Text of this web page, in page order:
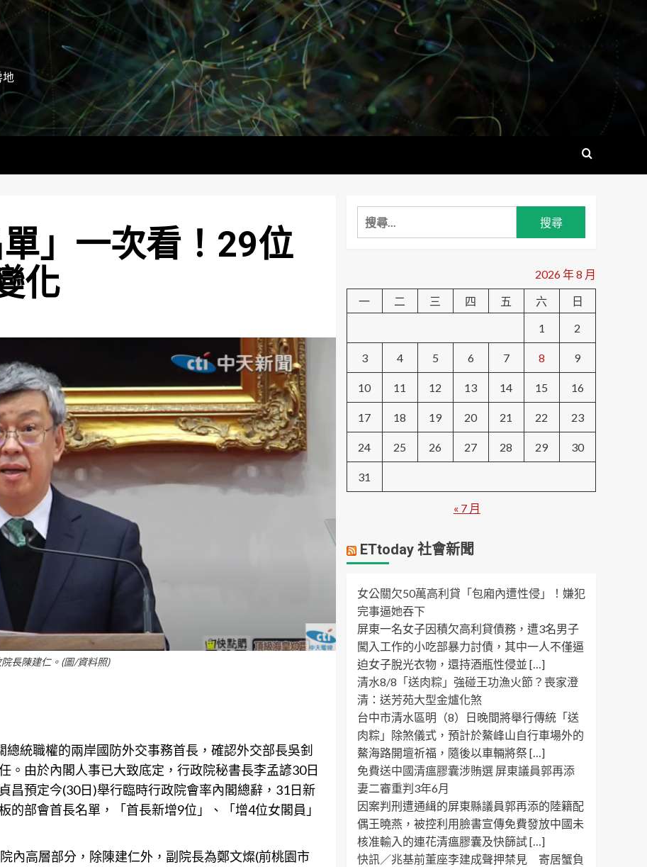
地
單」一次看！29位
化
長陳建仁。(圖/資料照)
統職權的兩岸國防外交事務首長，確認外交部長吳釗
。由於內閣人事已大致底定，行政院秘書長李孟諺30日
昌預定今(30日)舉行臨時行政院會率內閣總辭，31日新
部會首長名單，「首長新增9位」、「增4位女閣員」
內高層部分，除陳建仁外，副院長為鄭文燦(前桃園市
搜
尋
字:
2026 年 8 月
一
二 三 四 五 六
日
1
2
3 4 5 6 7 8 9
10 11 12 13 14 15 16
17 18 19 20 21 22 23
24 25 26 27 28 29 30
31
« 7 月
ETtoday 社會新聞
女公關欠50萬高利貸「包廂內遭性侵」！嫌犯
完事逼她吞下
屏東一名女子因積欠高利貸債務，遭3名男子
闖入工作的小吃部暴力討債，其中一人不僅逼
迫女子脫光衣物，還持酒瓶性侵並 […]
清水8/8「送肉粽」強碰王功漁火節？喪家澄
清：送芳苑大型金爐化煞
台中市清水區明（8）日晚間將舉行傳統「送
肉粽」除煞儀式，預計於鰲峰山自行車場外的
鰲海路開壇祈福，隨後以車輛將祭 […]
免費送中國清瘟膠囊涉賄選 屏東議員郭再添
妻二審重判3年6月
因案判刑遭通緝的屏東縣議員郭再添的陸籍配
偶王曉燕，被控利用臉書宣傳免費發放中國未
核准輸入的連花清瘟膠囊及快篩試 […]
快訊／兆基前董座李建成聲押禁見 寄居蟹負